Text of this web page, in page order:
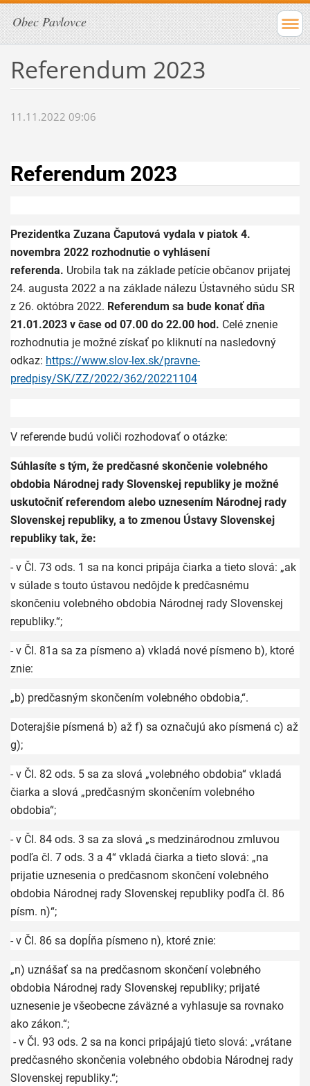
Obec Pavlovce
Referendum 2023
11.11.2022 09:06
Referendum 2023
Prezidentka Zuzana Čaputová vydala v piatok 4.
novembra 2022 rozhodnutie o vyhlásení
referenda. Urobila tak na základe petície občanov prijatej
24. augusta 2022 a na základe nálezu Ústavného súdu SR
z 26. októbra 2022. Referendum sa bude konať dňa
21.01.2023 v čase od 07.00 do 22.00 hod. Celé znenie
rozhodnutia je možné získať po kliknutí na nasledovný
odkaz: https://www.slov-lex.sk/pravne-
predpisy/SK/ZZ/2022/362/20221104
V referende budú voliči rozhodovať o otázke:
Súhlasíte s tým, že predčasné skončenie volebného
obdobia Národnej rady Slovenskej republiky je možné
uskutočniť referendom alebo uznesením Národnej rady
Slovenskej republiky, a to zmenou Ústavy Slovenskej
republiky tak, že:
- v Čl. 73 ods. 1 sa na konci pripája čiarka a tieto slová: „ak
v súlade s touto ústavou nedôjde k predčasnému
skončeniu volebného obdobia Národnej rady Slovenskej
republiky.“;
- v Čl. 81a sa za písmeno a) vkladá nové písmeno b), ktoré
znie:
„b) predčasným skončením volebného obdobia,“.
Doterajšie písmená b) až f) sa označujú ako písmená c) až
g);
- v Čl. 82 ods. 5 sa za slová „volebného obdobia“ vkladá
čiarka a slová „predčasným skončením volebného
obdobia“;
- v Čl. 84 ods. 3 sa za slová „s medzinárodnou zmluvou
podľa čl. 7 ods. 3 a 4“ vkladá čiarka a tieto slová: „na
prijatie uznesenia o predčasnom skončení volebného
obdobia Národnej rady Slovenskej republiky podľa čl. 86
písm. n)“;
- v Čl. 86 sa dopĺňa písmeno n), ktoré znie:
„n) uznášať sa na predčasnom skončení volebného
obdobia Národnej rady Slovenskej republiky; prijaté
uznesenie je všeobecne záväzné a vyhlasuje sa rovnako
ako zákon.“;
- v Čl. 93 ods. 2 sa na konci pripájajú tieto slová: „vrátane
predčasného skončenia volebného obdobia Národnej rady
Slovenskej republiky.“;